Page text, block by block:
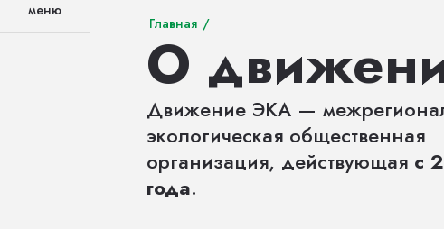
меню
меню
Главная /
О
Движение ЭКА —
экологическая общественная
организация, действующая с
года.